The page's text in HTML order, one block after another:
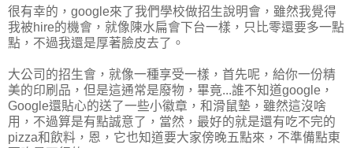
很有幸的，google來了我們學校做招生說明會，雖然我覺得
我被hire的機會，就像陳水扁會下台一樣，只比零還要多一點
點，不過我還是厚著臉皮去了。
大公司的招生會，就像一種享受一樣，首先呢，給你一份精
美的印刷品，但是這通常是廢物，畢竟...誰不知道google，
Google還貼心的送了一些小徽章，和滑鼠墊，雖然這沒啥
用，不過算是有點誠意了，當然，最好的就是還有吃不完的
pizza和飲料，恩，它也知道要大家傍晚五點來，不準備點東